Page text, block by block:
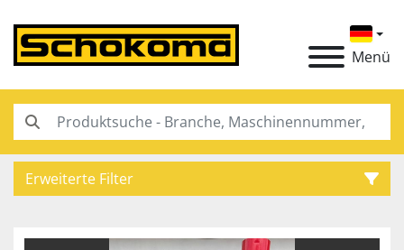
Menü
Erweiterte Filter